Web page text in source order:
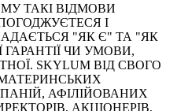
ТАКІ ВІДМОВИ
І
"ЯК Є" ТА "ЯК
ЧИ УМОВИ,
SKYLUM ВІД СВОГО
МАТЕРИНСЬКИХ
АФІЛІЙОВАНИХ
АКЦІОНЕРІВ,